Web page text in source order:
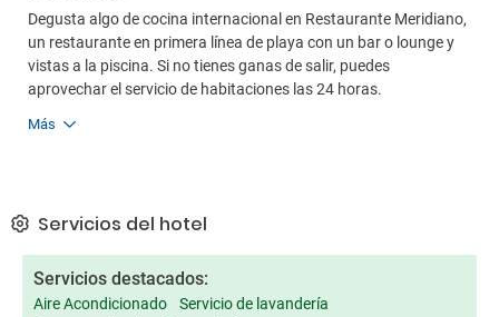
Degusta algo de cocina internacional en Restaurante Meridiano,
un restaurante en primera línea de playa con un bar o lounge y
vistas a la piscina. Si no tienes ganas de salir, puedes
aprovechar el servicio de habitaciones las 24 horas.
Más
Servicios del hotel
Servicios destacados:
Aire Acondicionado
Servicio de lavandería